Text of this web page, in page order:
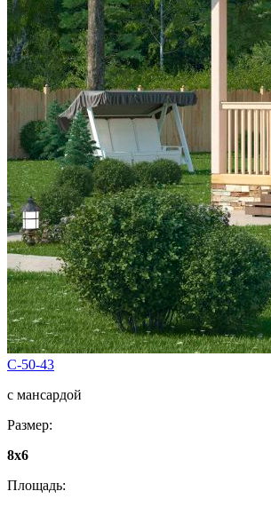
C-50-43
с мансардой
Размер:
8х6
Площадь: